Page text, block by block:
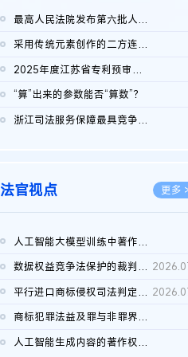
最高人民法院发布第六批人民法院种业知识产权司法保护典型案例 含...
采用传统元素创作的二方连续装饰图案作品的独创性及侵权对比认定
2025年度江苏省专利预审典型案例
“算”出来的参数能否“算数”？
浙江司法服务保障最具竞争力营商环境建设典型案例（第二批）含侵...
法官视点 更多
人工智能大模型训练中著作权的合理使用
数据权益竞争法保护的裁判路径构建
平行进口商标侵权司法判定规则的困境与纾解
商标犯罪法益及罪与非罪界限研究
人工智能生成内容的著作权司法认定：演进逻辑、现实困境与规则建...